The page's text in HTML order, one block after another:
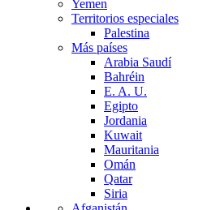
Yemen
Territorios especiales
Palestina
Más países
Arabia Saudí
Bahréin
E. A. U.
Egipto
Jordania
Kuwait
Mauritania
Omán
Qatar
Siria